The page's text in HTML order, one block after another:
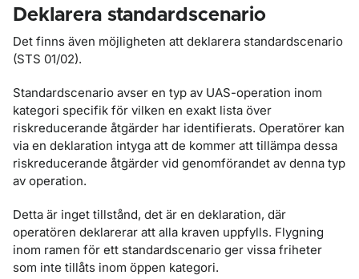
Deklarera standardscenario
Det finns även möjligheten att deklarera standardscenario
(STS 01/02).
Standardscenario avser en typ av UAS-operation inom
kategori specifik för vilken en exakt lista över
riskreducerande åtgärder har identifierats. Operatörer kan
via en deklaration intyga att de kommer att tillämpa dessa
riskreducerande åtgärder vid genomförandet av denna typ
av operation.
Detta är inget tillstånd, det är en deklaration, där
operatören deklarerar att alla kraven uppfylls. Flygning
inom ramen för ett standardscenario ger vissa friheter
som inte tillåts inom öppen kategori.